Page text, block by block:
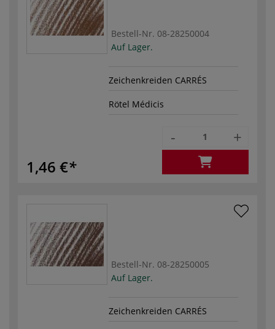
Bestell-Nr. 08-28250004
Auf Lager.
Zeichenkreiden CARRÉS
Rötel Médicis
1,46 €
- +
Bestell-Nr. 08-28250005
Auf Lager.
Zeichenkreiden CARRÉS